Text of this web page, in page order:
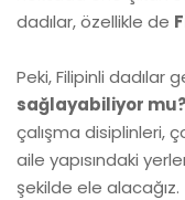
dadılar, özellikle de
Peki, Filipinli dadılar
sağlayabiliyor mu?
çalışma disiplinleri,
aile yapısındaki
şekilde ele alacağız.